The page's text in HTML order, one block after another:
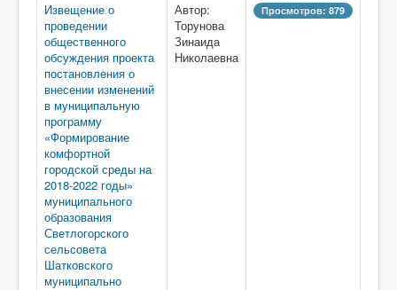
Извещение о
проведении
общественного
обсуждения проекта
постановления о
внесении изменений
в муниципальную
программу
«Формирование
комфортной
городской среды на
2018-2022 годы»
муниципального
образования
Светлогорского
сельсовета
Шатковского
муниципально
Автор:
Торунова
Зинаида
Николаевна
Просмотров: 879